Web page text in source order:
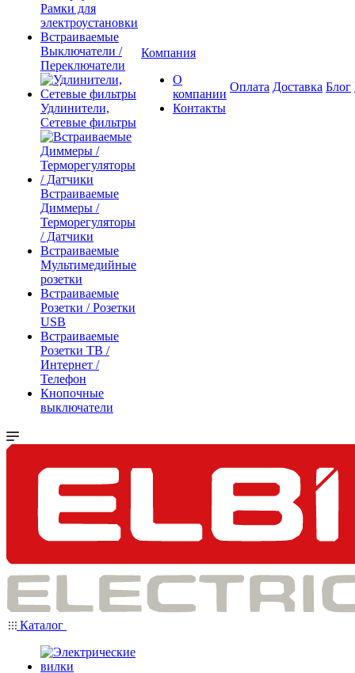
Рамки для
электроустановки
Встраиваемые
Выключатели /
Переключатели
Удлинители,
Сетевые фильтры
Встраиваемые
Диммеры /
Терморегуляторы
/ Датчики
Встраиваемые
Мультимедийные
розетки
Встраиваемые
Розетки / Розетки
USB
Встраиваемые
Розетки ТВ /
Интернет /
Телефон
Кнопочные
выключатели
Компания
О
компании
Контакты
Оплата Доставка Блог
Каталог